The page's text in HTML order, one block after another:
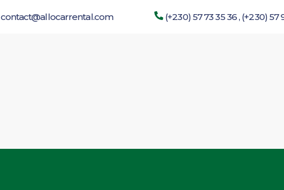
contact@allocarrental.com (+230) 57 73 35 36 , (+230) 57